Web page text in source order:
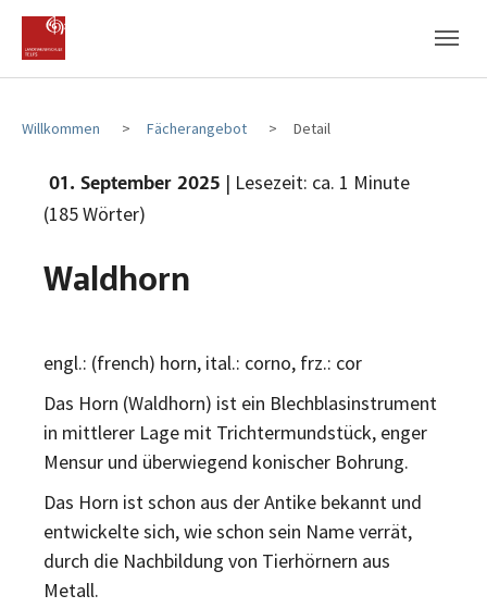
Zum Hauptinhalt
Zum Fußbereich
Willkommen Fächerangebot Detail
01. September 2025 | Lesezeit: ca. 1 Minute
(185 Wörter)
Waldhorn
engl.: (french) horn, ital.: corno, frz.: cor
Das Horn (Waldhorn) ist ein Blechblasinstrument
in mittlerer Lage mit Trichtermundstück, enger
Mensur und überwiegend konischer Bohrung.
Das Horn ist schon aus der Antike bekannt und
entwickelte sich, wie schon sein Name verrät,
durch die Nachbildung von Tierhörnern aus
Metall.